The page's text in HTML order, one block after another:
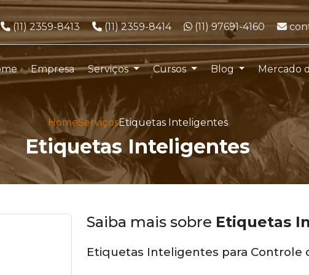
Telefone:
(11) 2359-8413 Telefone:
(11) 2359-8414 WhatsApp:
(11) 97691-4160 E-
Empresa Serviços Cursos Blog Mercado
HomeServiçosEtiquetas Inteligentes
Etiquetas Inteligentes
Saiba mais sobre Etiquetas
Etiquetas Inteligentes para Controle